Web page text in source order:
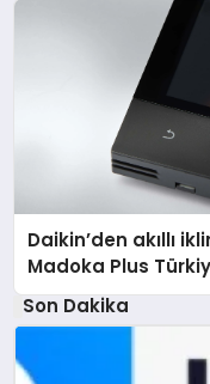
Daikin’den akıllı
Madoka Plus
Son Dakika